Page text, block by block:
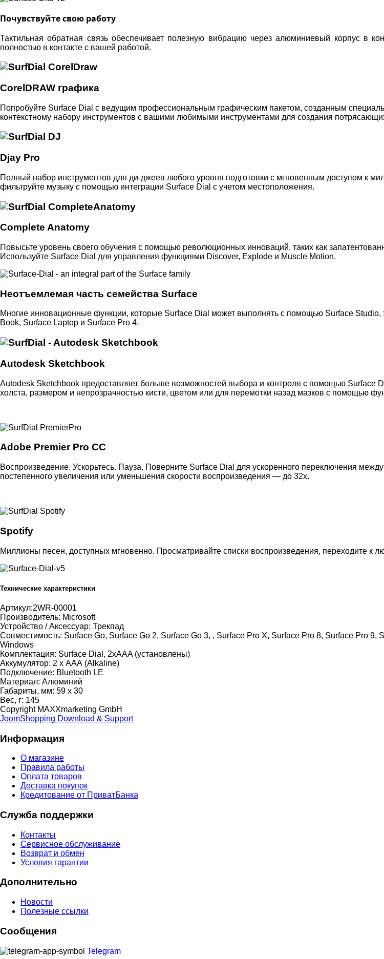
Почувствуйте свою работу
Тактильная обратная связь обеспечивает полезную вибрацию через алюминиевый корпус в
полностью в контакте с вашей работой.
CorelDRAW графика
Попробуйте Surface Dial с ведущим профессиональным графическим пакетом, созданным
контекстному набору инструментов с вашими любимыми инструментами для создания
Djay Pro
Полный набор инструментов для ди-джеев любого уровня подготовки с мгновенным доступом к
фильтруйте музыку с помощью интеграции Surface Dial с учетом местоположения.
Complete Anatomy
Повысьте уровень своего обучения с помощью революционных инноваций, таких как
Используйте Surface Dial для управления функциями Discover, Explode и Muscle Motion.
Неотъемлемая часть семейства Surface
Многие инновационные функции, которые Surface Dial может выполнять с помощью Surface
Book, Surface Laptop и Surface Pro 4.
Autodesk Sketchbook
Autodesk Sketchbook предоставляет больше возможностей выбора и контроля с помощью
холста, размером и непрозрачностью кисти, цветом или для перемотки назад мазков с помощью
Adobe Premier Pro CC
Воспроизведение. Ускорьтесь. Пауза. Поверните Surface Dial для ускоренного переключения
постепенного увеличения или уменьшения скорости воспроизведения — до 32x.
Spotify
Миллионы песен, доступных мгновенно. Просматривайте списки воспроизведения, переходите к
Технические характеристики
Артикул:2WR-00001
Производитель: Microsoft
Устройство / Аксессуар: Трекпад
Совместимость: Surface Go, Surface Go 2, Surface Go 3, , Surface Pro X, Surface Pro 8, Surface Pro
Windows
Комплектация: Surface Dial, 2xAAA (установлены)
Аккумулятор: 2 х ААА (Alkaline)
Подключение: Bluetooth LE
Материал: Алюминий
Габариты, мм: 59 х 30
Вес, г: 145
Copyright MAXXmarketing GmbH
JoomShopping Download & Support
Информация
О магазине
Правила работы
Оплата товаров
Доставка покупок
Кредитование от ПриватБанка
Служба поддержки
Контакты
Cервисное обслуживание
Возврат и обмен
Условия гарантии
Дополнительно
Новости
Полезные ссылки
Сообщения
Telegram